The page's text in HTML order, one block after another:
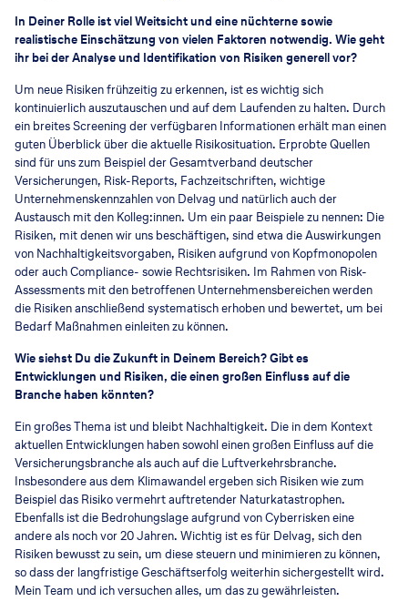
In Deiner Rolle ist viel Weitsicht und eine nüchterne sowie
realistische Einschätzung von vielen Faktoren notwendig. Wie geht
ihr bei der Analyse und Identifikation von Risiken generell vor?
Um neue Risiken frühzeitig zu erkennen, ist es wichtig sich
kontinuierlich auszutauschen und auf dem Laufenden zu halten. Durch
ein breites Screening der verfügbaren Informationen erhält man einen
guten Überblick über die aktuelle Risikosituation. Erprobte Quellen
sind für uns zum Beispiel der Gesamtverband deutscher
Versicherungen, Risk-Reports, Fachzeitschriften, wichtige
Unternehmenskennzahlen von Delvag und natürlich auch der
Austausch mit den Kolleg:innen. Um ein paar Beispiele zu nennen: Die
Risiken, mit denen wir uns beschäftigen, sind etwa die Auswirkungen
von Nachhaltigkeitsvorgaben, Risiken aufgrund von Kopfmonopolen
oder auch Compliance- sowie Rechtsrisiken. Im Rahmen von Risk-
Assessments mit den betroffenen Unternehmensbereichen werden
die Risiken anschließend systematisch erhoben und bewertet, um bei
Bedarf Maßnahmen einleiten zu können.
Wie siehst Du die Zukunft in Deinem Bereich? Gibt es
Entwicklungen und Risiken, die einen großen Einfluss auf die
Branche haben könnten?
Ein großes Thema ist und bleibt Nachhaltigkeit. Die in dem Kontext
aktuellen Entwicklungen haben sowohl einen großen Einfluss auf die
Versicherungsbranche als auch auf die Luftverkehrsbranche.
Insbesondere aus dem Klimawandel ergeben sich Risiken wie zum
Beispiel das Risiko vermehrt auftretender Naturkatastrophen.
Ebenfalls ist die Bedrohungslage aufgrund von Cyberrisken eine
andere als noch vor 20 Jahren. Wichtig ist es für Delvag, sich den
Risiken bewusst zu sein, um diese steuern und minimieren zu können,
so dass der langfristige Geschäftserfolg weiterhin sichergestellt wird.
Mein Team und ich versuchen alles, um das zu gewährleisten.